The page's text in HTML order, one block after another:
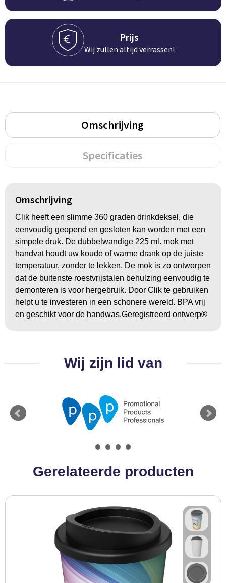
Prijs
Wij zullen altijd verrassen!
Omschrijving
Specificaties
Omschrijving
Clik heeft een slimme 360 graden drinkdeksel, die
eenvoudig geopend en gesloten kan worden met een
simpele druk. De dubbelwandige 225 ml. mok met
handvat houdt uw koude of warme drank op de juiste
temperatuur, zonder te lekken. De mok is zo ontworpen
dat de buitenste roestvrijstalen behulzing eenvoudig te
demonteren is voor hergebruik. Door Clik te gebruiken
helpt u te investeren in een schonere wereld. BPA vrij
en geschikt voor de handwas.Geregistreerd ontwerp®
Wij zijn lid van
Gerelateerde producten